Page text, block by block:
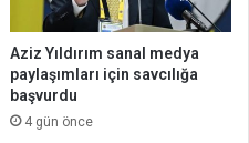
Aziz Yıldırım sanal medya
paylaşımları için savcılığa
başvurdu
4 gün önce